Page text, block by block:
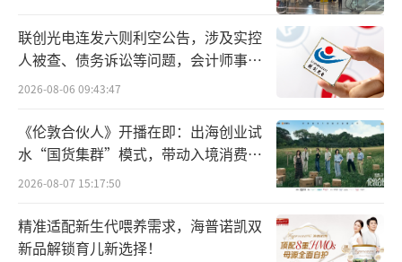
泡泡玛特很“洋气”，“洋气”到当很多
人得知它是一个河南企业，它的创始人叫王宁
的时候，纷纷表示不可置信，“泡泡玛特难道
不是外企？董事长难道不叫詹姆斯？”
联创光电连发六则利空公告，涉及实控
人被查、债务诉讼等问题，会计师事务
所曾出具“保留意见”
2026-08-06 09:43:47
《伦敦合伙人》开播在即：出海创业试
水“国货集群”模式，带动入境消费反
向种草
2026-08-07 15:17:50
精准适配新生代喂养需求，海普诺凯双
新品解锁育儿新选择！